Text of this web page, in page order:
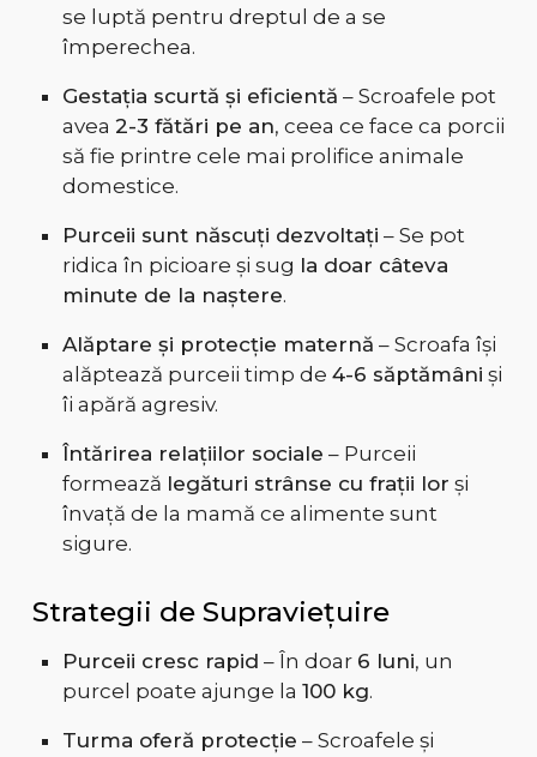
se luptă pentru dreptul de a se
împerechea.
Gestația scurtă și eficientă – Scroafele pot
avea 2-3 fătări pe an, ceea ce face ca porcii
să fie printre cele mai prolifice animale
domestice.
Purceii sunt născuți dezvoltați – Se pot
ridica în picioare și sug la doar câteva
minute de la naștere.
Alăptare și protecție maternă – Scroafa își
alăptează purceii timp de 4-6 săptămâni și
îi apără agresiv.
Întărirea relațiilor sociale – Purceii
formează legături strânse cu frații lor și
învață de la mamă ce alimente sunt
sigure.
Strategii de Supraviețuire
Purceii cresc rapid – În doar 6 luni, un
purcel poate ajunge la 100 kg.
Turma oferă protecție – Scroafele și